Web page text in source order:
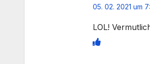
05. 02. 2021 um
LOL!